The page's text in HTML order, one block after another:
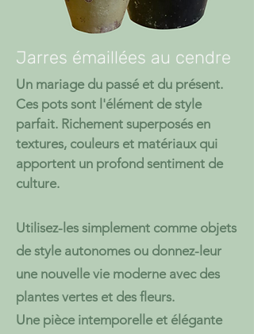
Jarres émaillées au cendre
Un mariage du passé et du présent.
Ces pots sont l'élément de style
parfait. Richement superposés en
textures, couleurs et matériaux qui
apportent un profond sentiment de
culture.
Utilisez-les simplement comme objets
de style autonomes ou donnez-leur
une nouvelle vie moderne avec des
plantes vertes et des fleurs.​
Une pièce intemporelle et élégante